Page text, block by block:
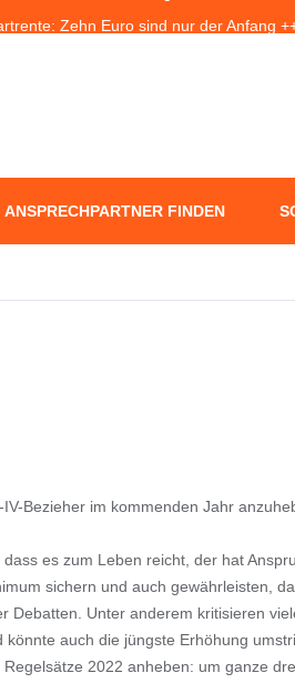
Zehn Euro sind nur der Anfang
Flut: Warum „Flutdemenz“ gefährlich
ANSPRECHPARTNER FINDEN
Bezieher im kommenden Jahr
es zum Leben reicht, der hat
sichern und auch gewährleisten,
Unter anderem kritisieren
auch die jüngste Erhöhung
2022 anheben: um ganze